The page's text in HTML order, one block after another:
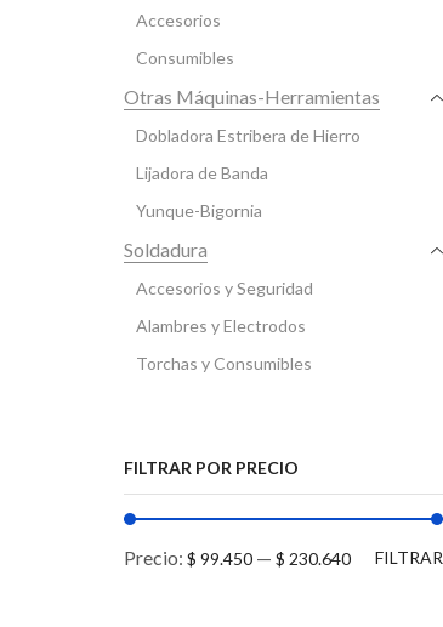
Accesorios
Consumibles
Otras Máquinas-Herramientas
Dobladora Estribera de Hierro
Lijadora de Banda
Yunque-Bigornia
Soldadura
Accesorios y Seguridad
Alambres y Electrodos
Torchas y Consumibles
FILTRAR POR PRECIO
FILTRAR
Precio: $ 99.450 — $ 230.640